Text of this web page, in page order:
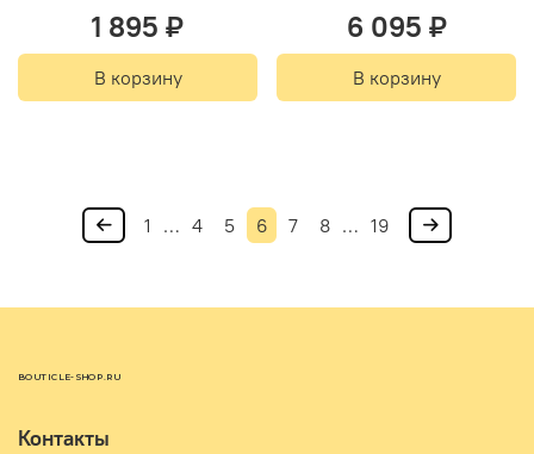
1 895 ₽
В корзину
6 095 ₽
В корзину
1 … 4 5 6 7 8 … 19
BOUTICLE-SHOP.RU
Контакты